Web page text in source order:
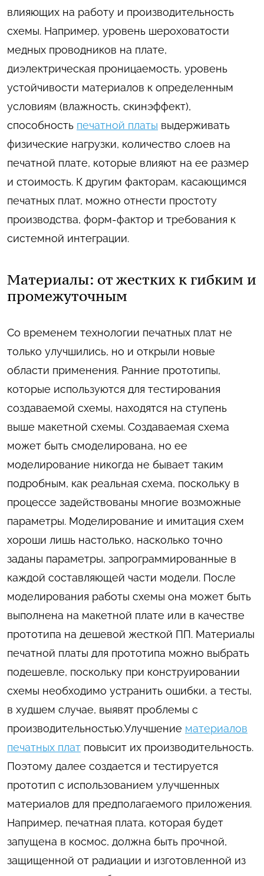
влияющих на работу и производительность
схемы. Например, уровень шероховатости
медных проводников на плате,
диэлектрическая проницаемость, уровень
устойчивости материалов к определенным
условиям (влажность, скинэффект),
способность печатной платы выдерживать
физические нагрузки, количество слоев на
печатной плате, которые влияют на ее размер
и стоимость. К другим факторам, касающимся
печатных плат, можно отнести простоту
производства, форм-фактор и требования к
системной интеграции.
Материалы: от жестких к гибким и
промежуточным
Со временем технологии печатных плат не
только улучшились, но и открыли новые
области применения. Ранние прототипы,
которые используются для тестирования
создаваемой схемы, находятся на ступень
выше макетной схемы. Создаваемая схема
может быть смоделирована, но ее
моделирование никогда не бывает таким
подробным, как реальная схема, поскольку в
процессе задействованы многие возможные
параметры. Моделирование и имитация схем
хороши лишь настолько, насколько точно
заданы параметры, запрограммированные в
каждой составляющей части модели. После
моделирования работы схемы она может быть
выполнена на макетной плате или в качестве
прототипа на дешевой жесткой ПП. Материалы
печатной платы для прототипа можно выбрать
подешевле, поскольку при конструировании
схемы необходимо устранить ошибки, а тесты,
в худшем случае, выявят проблемы с
производительностью.Улучшение материалов
печатных плат повысит их производительность.
Поэтому далее создается и тестируется
прототип с использованием улучшенных
материалов для предполагаемого приложения.
Например, печатная плата, которая будет
запущена в космос, должна быть прочной,
защищенной от радиации и изготовленной из